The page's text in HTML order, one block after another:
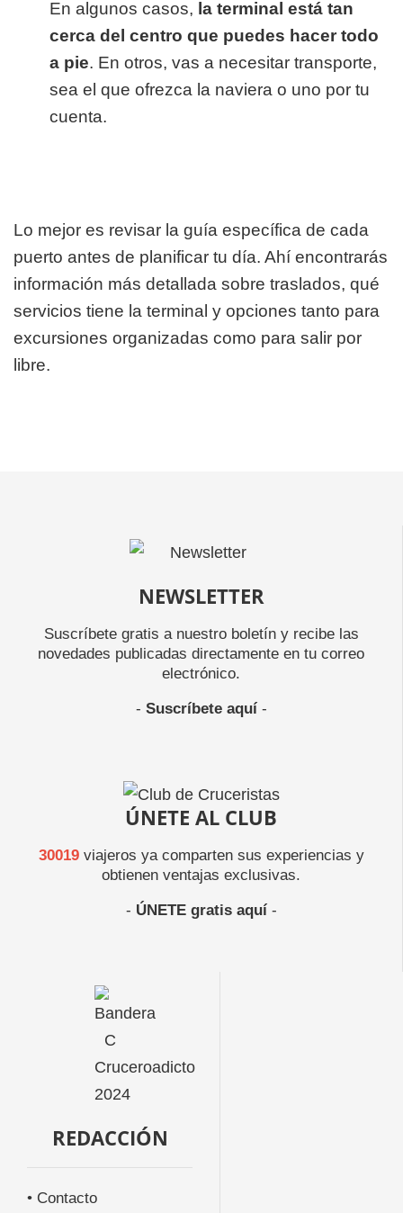
En algunos casos, la terminal está tan
cerca del centro que puedes hacer todo
a pie. En otros, vas a necesitar transporte,
sea el que ofrezca la naviera o uno por tu
cuenta.
Lo mejor es revisar la guía específica de cada
puerto antes de planificar tu día. Ahí encontrarás
información más detallada sobre traslados, qué
servicios tiene la terminal y opciones tanto para
excursiones organizadas como para salir por
libre.
NEWSLETTER
Suscríbete gratis a nuestro boletín y recibe las
novedades publicadas directamente en tu correo
electrónico.
- Suscríbete aquí-
ÚNETE AL CLUB
30019viajeros ya comparten sus experiencias y
obtienen ventajas exclusivas.
- ÚNETE gratis aquí-
REDACCIÓN
• Contacto